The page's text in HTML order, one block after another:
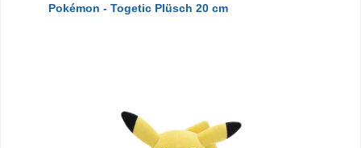
Pokémon - Togetic Plüsch 20 cm